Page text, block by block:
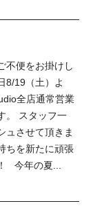
不便をお掛けし
8/19（土）よ
全店通常営業
。 スタッフ一
ュさせて頂きま
ちを新たに頑張
今年の夏...